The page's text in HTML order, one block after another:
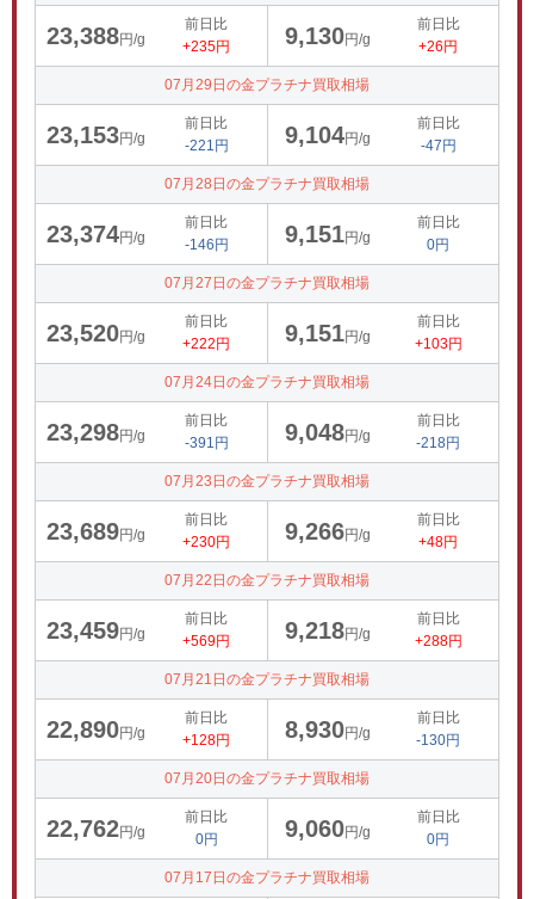
23,388円/g
前日比
+235円
9,130円/g
前日比
+26円
07月29日の金プラチナ買取相場
23,153円/g
前日比
-221円
9,104円/g
前日比
-47円
07月28日の金プラチナ買取相場
23,374円/g
前日比
-146円
9,151円/g
前日比
0円
07月27日の金プラチナ買取相場
23,520円/g
前日比
+222円
9,151円/g
前日比
+103円
07月24日の金プラチナ買取相場
23,298円/g
前日比
-391円
9,048円/g
前日比
-218円
07月23日の金プラチナ買取相場
23,689円/g
前日比
+230円
9,266円/g
前日比
+48円
07月22日の金プラチナ買取相場
23,459円/g
前日比
+569円
9,218円/g
前日比
+288円
07月21日の金プラチナ買取相場
22,890円/g
前日比
+128円
8,930円/g
前日比
-130円
07月20日の金プラチナ買取相場
22,762円/g
前日比
0円
9,060円/g
前日比
0円
07月17日の金プラチナ買取相場